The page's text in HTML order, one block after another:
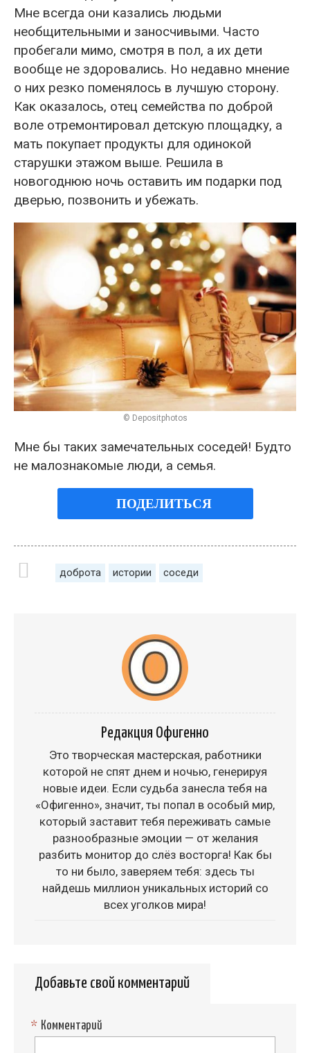
Мне всегда они казались людьми
необщительными и заносчивыми. Часто
пробегали мимо, смотря в пол, а их дети
вообще не здоровались. Но недавно мнение
о них резко поменялось в лучшую сторону.
Как оказалось, отец семейства по доброй
воле отремонтировал детскую площадку, а
мать покупает продукты для одинокой
старушки этажом выше. Решила в
новогоднюю ночь оставить им подарки под
дверью, позвонить и убежать.
© Depositphotos
Мне бы таких замечательных соседей! Будто
не малознакомые люди, а семья.
ПОДЕЛИТЬСЯ
доброта истории соседи
Редакция Офигенно
Это творческая мастерская, работники
которой не спят днем и ночью, генерируя
новые идеи. Если судьба занесла тебя на
«Офигенно», значит, ты попал в особый мир,
который заставит тебя переживать самые
разнообразные эмоции — от желания
разбить монитор до слёз восторга! Как бы
то ни было, заверяем тебя: здесь ты
найдешь миллион уникальных историй со
всех уголков мира!
Добавьте свой комментарий
Комментарий
*